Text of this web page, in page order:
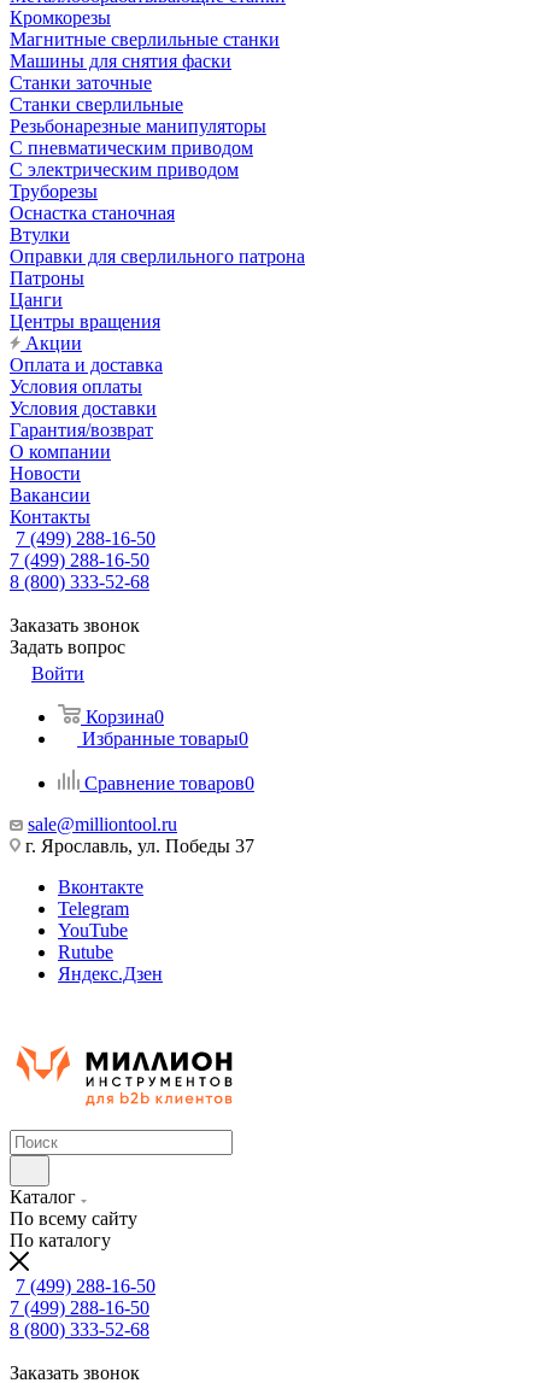
Кромкорезы
Магнитные сверлильные станки
Машины для снятия фаски
Станки заточные
Станки сверлильные
Резьбонарезные манипуляторы
С пневматическим приводом
С электрическим приводом
Труборезы
Оснастка станочная
Втулки
Оправки для сверлильного патрона
Патроны
Цанги
Центры вращения
Акции
Оплата и доставка
Условия оплаты
Условия доставки
Гарантия/возврат
О компании
Новости
Вакансии
Контакты
7 (499) 288-16-50
7 (499) 288-16-50
8 (800) 333-52-68
Заказать звонок
Задать вопрос
Войти
Корзина0
Избранные товары0
Сравнение товаров0
sale@milliontool.ru
г. Ярославль, ул. Победы 37
Вконтакте
Telegram
YouTube
Rutube
Яндекс.Дзен
Каталог
По всему сайту
По каталогу
7 (499) 288-16-50
7 (499) 288-16-50
8 (800) 333-52-68
Заказать звонок